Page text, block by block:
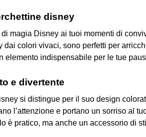
disney
magia Disney ai tuoi momenti di
dai colori vivaci, sono perfetti per
elemento indispensabile per le tue
e divertente
si distingue per il suo design
l’attenzione e portano un sorriso al
è pratico, ma anche un accessorio di